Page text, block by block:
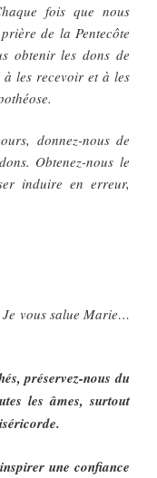
fois que nous
de la Pentecôte
obtenir les dons de
à les recevoir et à les
donnez-nous de
Obtenez-nous le
induire en erreur,
vous salue Marie…
préservez-nous du
les âmes, surtout
une confiance